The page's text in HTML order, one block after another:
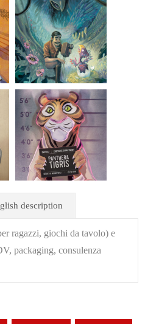
description
ragazzi, giochi da tavolo) e
packaging, consulenza